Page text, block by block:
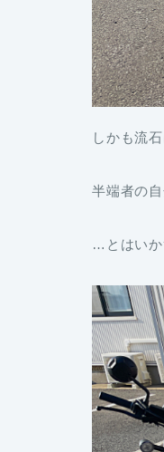
しかも流
半端者の
…とはいか